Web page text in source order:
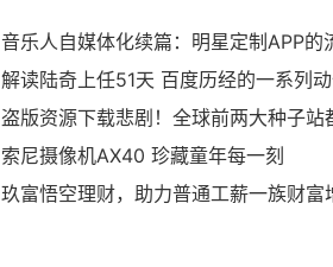
音乐人自媒体化续篇：明星定制APP的
解读陆奇上任51天 百度历经的一系列
盗版资源下载悲剧！全球前两大种子站
索尼摄像机AX40 珍藏童年每一刻
玖富悟空理财，助力普通工薪一族财富